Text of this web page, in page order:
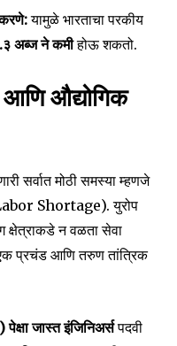
यामुळे भारताचा परकीय
अब्ज ने कमीहोऊ शकतो.
आणि औद्योगिक
सर्वात मोठी समस्या म्हणजे
Shortage). युरोप
क्षेत्राकडे न वळता सेवा
प्रचंड आणि तरुण तांत्रिक
जास्त इंजिनिअर्सपदवी